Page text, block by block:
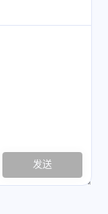
侧柏叶、
发送